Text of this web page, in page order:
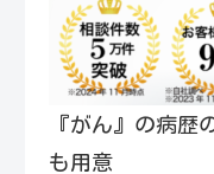
『がん』の病歴
も用意